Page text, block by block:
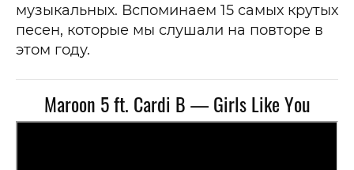
музыкальных. Вспоминаем 15 самых крутых
песен, которые мы слушали на повторе в
этом году.
Maroon 5 ft. Cardi B — Girls Like You